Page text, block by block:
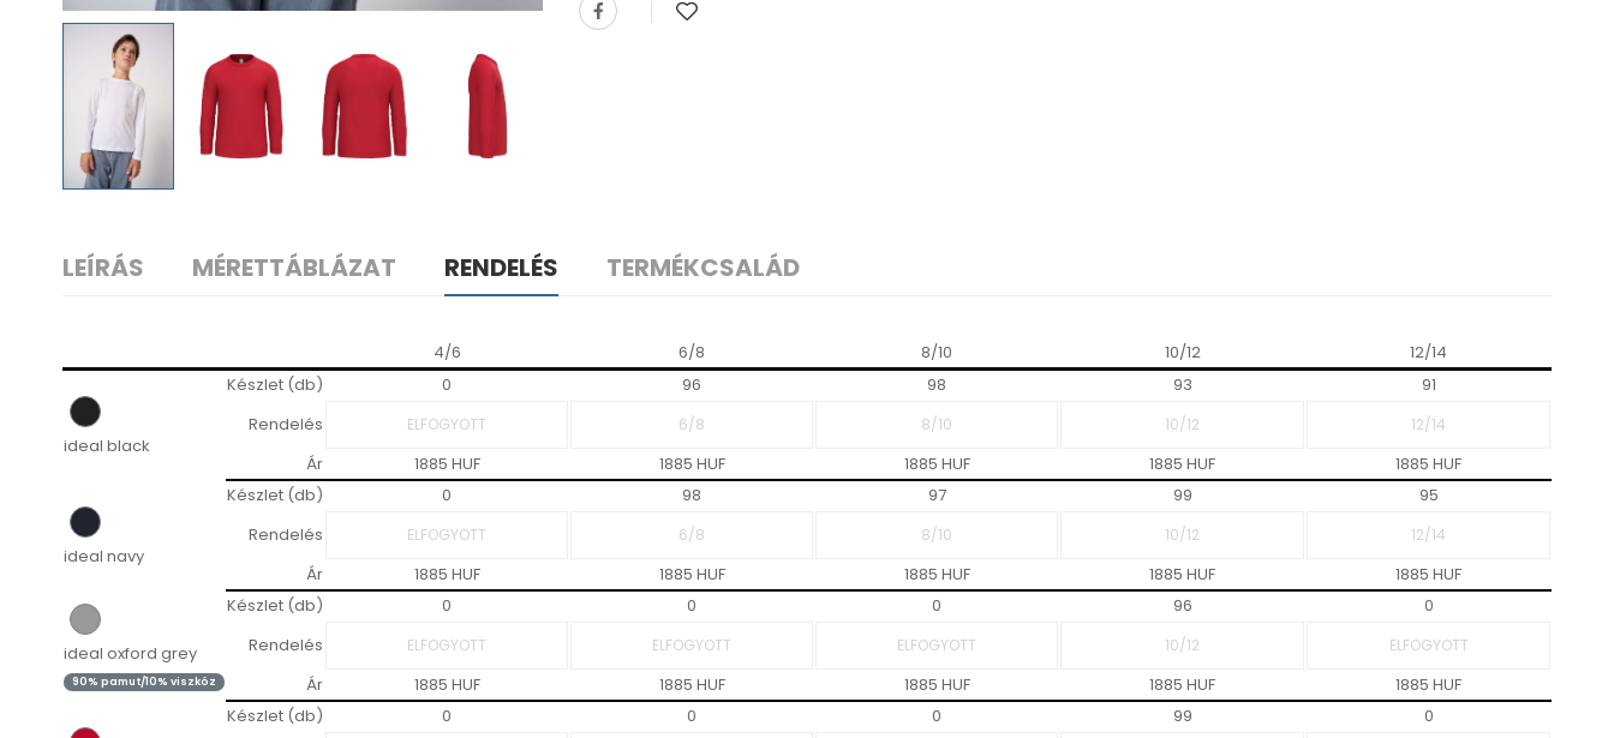
LEÍRÁS MÉRETTÁBLÁZAT RENDELÉS TERMÉKCSALÁD
4/6 6/8 8/10 10/12 12/14
ideal black
Készlet (db) 0 96 98 93
91
Rendelés
Ár
1885 HUF 1885 HUF 1885 HUF 1885 HUF 1885 HUF
ideal navy
Készlet (db) 0 98 97 99
95
Rendelés
Ár
1885 HUF 1885 HUF 1885 HUF 1885 HUF 1885 HUF
ideal oxford grey
90% pamut/10% viszkóz
Készlet (db) 0 0 0 96
0
Rendelés
Ár
1885 HUF 1885 HUF 1885 HUF 1885 HUF 1885 HUF
Készlet (db) 0 0 0 99
0